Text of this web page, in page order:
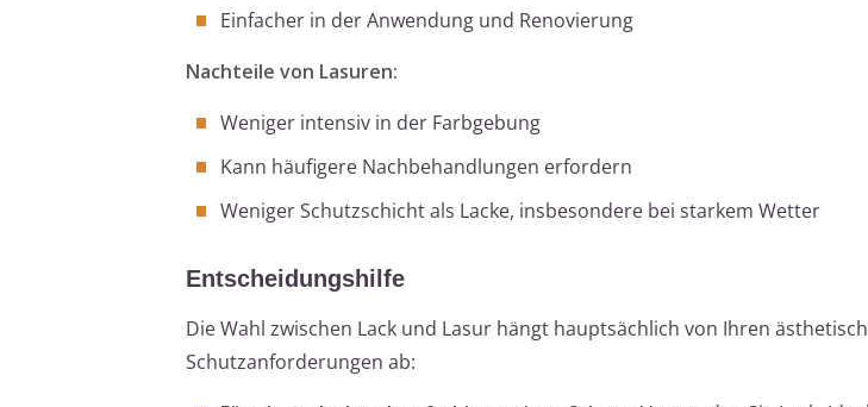
Einfacher in der Anwendung und Renovierung
Nachteile von Lasuren:
Weniger intensiv in der Farbgebung
Kann häufigere Nachbehandlungen erfordern
Weniger Schutzschicht als Lacke, insbesondere bei starkem Wetter
Entscheidungshilfe
Die Wahl zwischen Lack und Lasur hängt hauptsächlich von Ihren
Schutzanforderungen ab: